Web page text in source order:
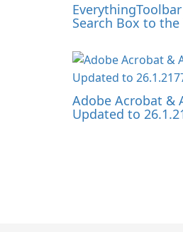
Search Box to
Adobe Acrobat &
Updated to